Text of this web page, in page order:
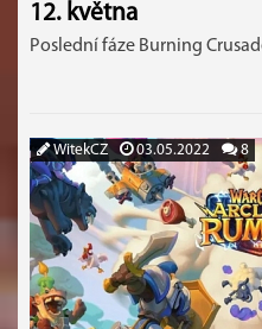
12. května
Poslední fáze Burning
WitekCZ 03.05.2022 8